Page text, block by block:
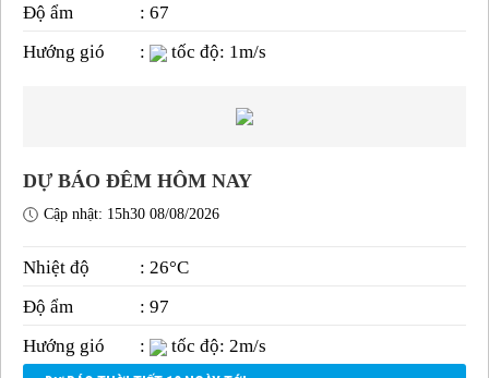
Độ ẩm
: 67
Hướng gió
: tốc độ: 1m/s
DỰ BÁO ĐÊM HÔM NAY
Cập nhật: 15h30 08/08/2026
Nhiệt độ
: 26°C
Độ ẩm
: 97
Hướng gió
: tốc độ: 2m/s